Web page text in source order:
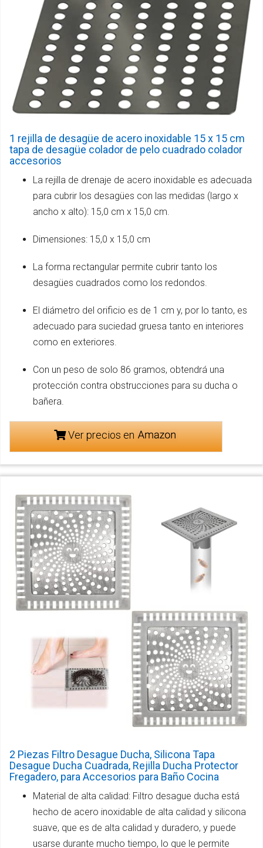
1 rejilla de desagüe de acero inoxidable 15 x 15 cm
tapa de desagüe colador de pelo cuadrado colador
accesorios
La rejilla de drenaje de acero inoxidable es adecuada
para cubrir los desagües con las medidas (largo x
ancho x alto): 15,0 cm x 15,0 cm.
Dimensiones: 15,0 x 15,0 cm
La forma rectangular permite cubrir tanto los
desagües cuadrados como los redondos.
El diámetro del orificio es de 1 cm y, por lo tanto, es
adecuado para suciedad gruesa tanto en interiores
como en exteriores.
Con un peso de solo 86 gramos, obtendrá una
protección contra obstrucciones para su ducha o
bañera.
Ver precios en
2 Piezas Filtro Desague Ducha, Silicona Tapa
Desague Ducha Cuadrada, Rejilla Ducha Protector
Fregadero, para Accesorios para Baño Cocina
Material de alta calidad: Filtro desague ducha está
hecho de acero inoxidable de alta calidad y silicona
suave, que es de alta calidad y duradero, y puede
usarse durante mucho tiempo, lo que le permite